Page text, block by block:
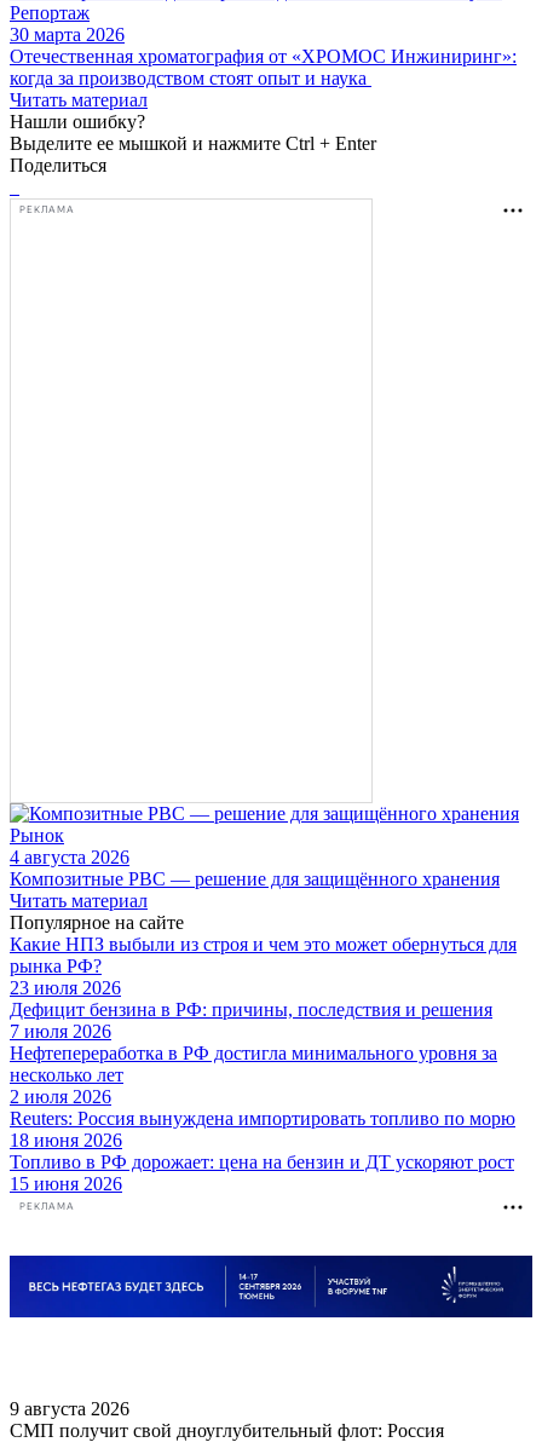
Репортаж
30 марта 2026
Отечественная хроматография от «ХРОМОС Инжиниринг»:
когда за производством стоят опыт и наука
Читать материал
Нашли ошибку?
Выделите ее мышкой и нажмите Ctrl + Enter
Поделиться
РЕКЛАМА
Рынок
4 августа 2026
Композитные РВС — решение для защищённого хранения
Читать материал
Популярное на сайте
Какие НПЗ выбыли из строя и чем это может обернуться для
рынка РФ?
23 июля 2026
Дефицит бензина в РФ: причины, последствия и решения
7 июля 2026
Нефтепереработка в РФ достигла минимального уровня за
несколько лет
2 июля 2026
Reuters: Россия вынуждена импортировать топливо по морю
18 июня 2026
Топливо в РФ дорожает: цена на бензин и ДТ ускоряют рост
15 июня 2026
РЕКЛАМА
9 августа 2026
СМП получит свой дноуглубительный флот: Россия